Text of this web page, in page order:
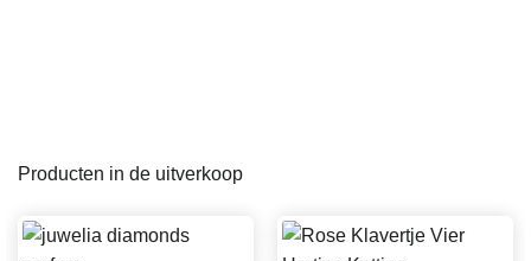
op
productpagina
Producten in de uitverkoop